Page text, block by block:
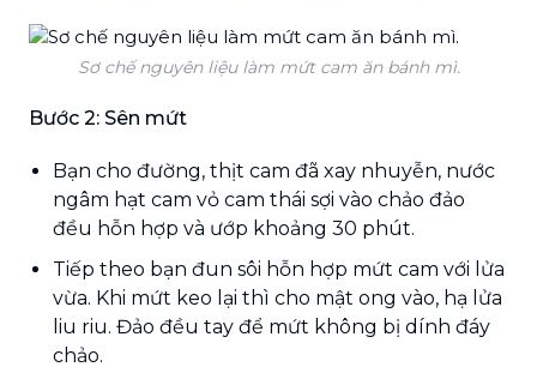
Sơ chế nguyên liệu làm mứt cam ăn bánh mì.
Bước 2: Sên mứt
Bạn cho đường, thịt cam đã xay nhuyễn, nước
ngâm hạt cam vỏ cam thái sợi vào chảo đảo
đều hỗn hợp và ướp khoảng 30 phút.
Tiếp theo bạn đun sôi hỗn hợp mứt cam với lửa
vừa. Khi mứt keo lại thì cho mật ong vào, hạ lửa
liu riu. Đảo đều tay để mứt không bị dính đáy
chảo.